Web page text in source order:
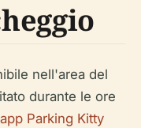
nell'area del
durante le ore
app Parking Kitty